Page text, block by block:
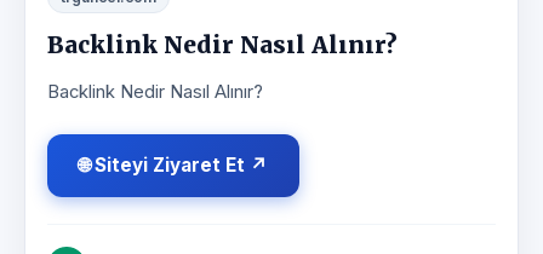
Backlink Nedir Nasıl Alınır?
Backlink Nedir Nasıl Alınır?
🌐 Siteyi Ziyaret Et ↗